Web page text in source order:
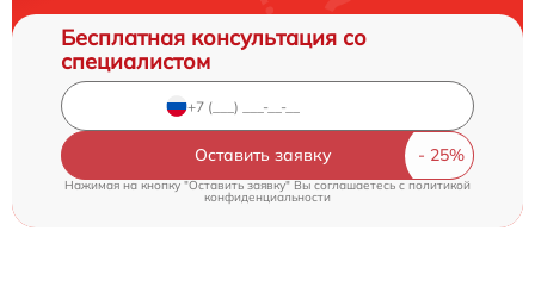
Бесплатная консультация со
специалистом
Оставить заявку
Нажимая на кнопку "Оставить заявку" Вы соглашаетесь c политикой
конфиденциальности